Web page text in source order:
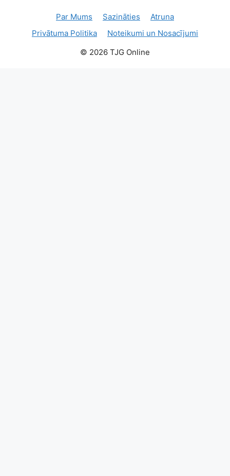
Par Mums Sazināties
Atruna
Privātuma Politika
Noteikumi un Nosacījumi
© 2026 TJG Online